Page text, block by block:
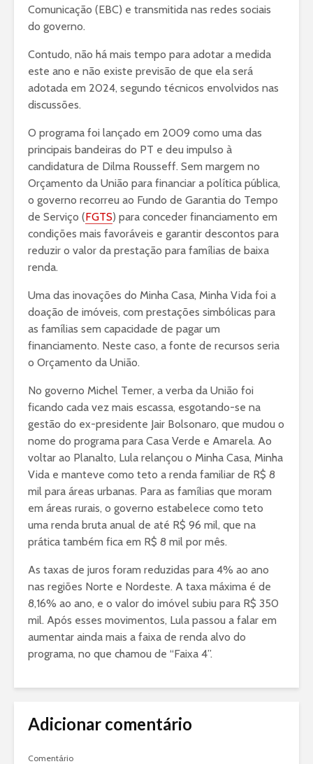
Comunicação (EBC) e transmitida nas redes sociais
do governo.
Contudo, não há mais tempo para adotar a medida
este ano e não existe previsão de que ela será
adotada em 2024, segundo técnicos envolvidos nas
discussões.
O programa foi lançado em 2009 como uma das
principais bandeiras do PT e deu impulso à
candidatura de Dilma Rousseff. Sem margem no
Orçamento da União para financiar a política pública,
o governo recorreu ao Fundo de Garantia do Tempo
de Serviço (FGTS) para conceder financiamento em
condições mais favoráveis e garantir descontos para
reduzir o valor da prestação para famílias de baixa
renda.
Uma das inovações do Minha Casa, Minha Vida foi a
doação de imóveis, com prestações simbólicas para
as famílias sem capacidade de pagar um
financiamento. Neste caso, a fonte de recursos seria
o Orçamento da União.
No governo Michel Temer, a verba da União foi
ficando cada vez mais escassa, esgotando-se na
gestão do ex-presidente Jair Bolsonaro, que mudou o
nome do programa para Casa Verde e Amarela. Ao
voltar ao Planalto, Lula relançou o Minha Casa, Minha
Vida e manteve como teto a renda familiar de R$ 8
mil para áreas urbanas. Para as famílias que moram
em áreas rurais, o governo estabelece como teto
uma renda bruta anual de até R$ 96 mil, que na
prática também fica em R$ 8 mil por mês.
As taxas de juros foram reduzidas para 4% ao ano
nas regiões Norte e Nordeste. A taxa máxima é de
8,16% ao ano, e o valor do imóvel subiu para R$ 350
mil. Após esses movimentos, Lula passou a falar em
aumentar ainda mais a faixa de renda alvo do
programa, no que chamou de “Faixa 4”.
Adicionar comentário
Comentário